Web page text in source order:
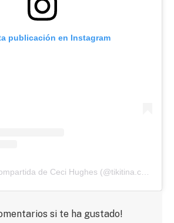
publicación en Instagram
si te ha gustado!